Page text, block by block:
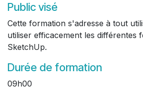
Public visé
Cette formation s'adresse à tout
utiliser efficacement les différentes
SketchUp.
Durée de formation
09h00